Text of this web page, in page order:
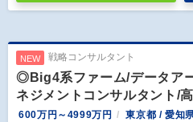
NEW 戦略コンサルタント
◎Big4系ファーム/データア
ネジメントコンサルタント/
600万円～4999万円 東京都 / 愛知